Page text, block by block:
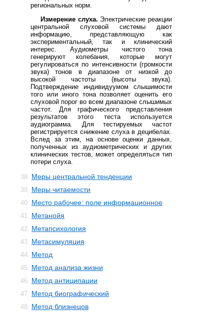
региональных норм.
Измерение слуха. Электрические реакции
центральной слуховой системы дают
информацию, представляющую как
экспериментальный, так и клинический
интерес. Аудиометры чистого тона
генерируют колебания, которые могут
регулироваться по интенсивности (громкости
звука) тонов в диапазоне от низкой до
высокой частоты (высоты звука).
Подтверждение индивидуумом слышимости
того или иного тона позволяет оценить его
слуховой порог во всем диапазоне слышимых
частот. Для графического представления
результатов этого теста используется
аудиограмма. Для тестируемых частот
регистрируется снижение слуха в децибелах.
Вслед за этим, на основе оценки данных,
полученных из аудиометрических и других
клинических тестов, может определяться тип
потери слуха.
38. Меры центральной тенденции
39. Меры читаемости
40. Место рабочее: поле информационное
41. Метанойя
42. Метапсихология
43. Метасимуляция
44. Метод
45. Метод анализа жизни
46. Метод антиципации
47. Метод биографический
48. Метод близнецов